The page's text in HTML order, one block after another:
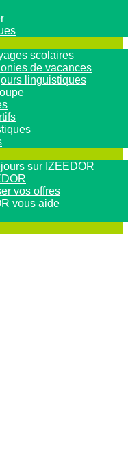
scolaires
de vacances
linguistiques
sur IZEEDOR
vos offres
vous aide